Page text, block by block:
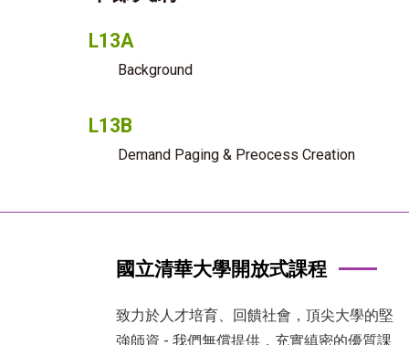
L13A
Background
L13B
Demand Paging & Preocess Creation
國立清華大學開放式課程
致力於人才培育、回饋社會，頂尖大學的堅
強師資 - 我們無償提供，充實縝密的優質課